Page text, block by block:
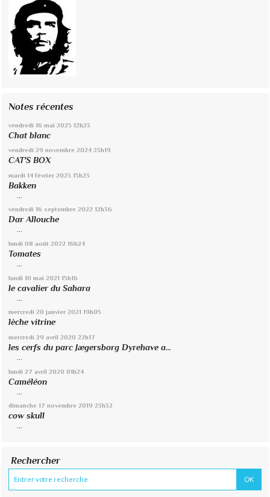
Notes récentes
vendredi 16 mai 2025 12h23
Chat blanc
vendredi 29 novembre 2024 23h19
CAT'S BOX
mardi 14 février 2023 15h23
Bakken
vendredi 16 septembre 2022 12h36
Dar Allouche
...
lundi 08 août 2022 16h24
Tomates
...
lundi 10 mai 2021 15h16
le cavalier du Sahara
mercredi 20 janvier 2021 19h05
lèche vitrine
mercredi 29 avril 2020 22h17
les cerfs du parc Jægersborg Dyrehave a...
lundi 27 avril 2020 01h24
Caméléon
dimanche 17 novembre 2019 23h32
cow skull
...
Rechercher